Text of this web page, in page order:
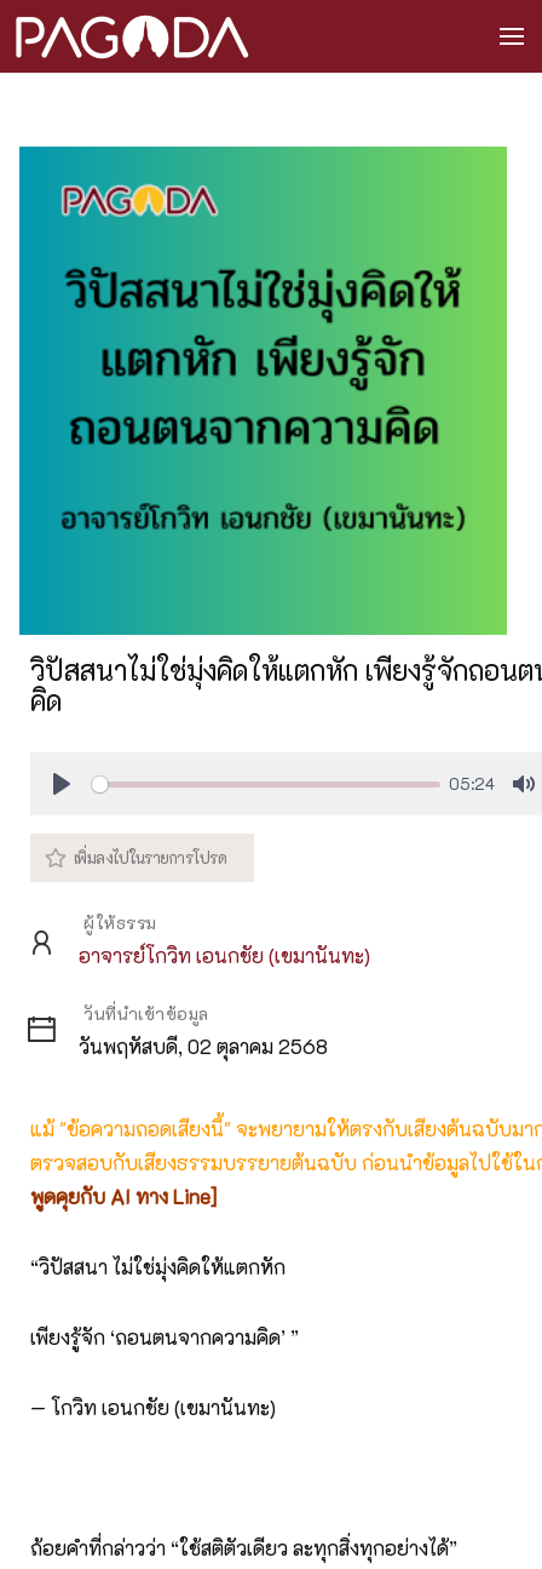
วิปัสสนาไม่ใช่มุ่งคิดให้แตกหัก เพียงรู้จักถอน
คิด
05:24
ผู้ให้ธรรม
อาจารย์โกวิท เอนกชัย (เขมานันทะ)
วันที่นำเข้าข้อมูล
วันพฤหัสบดี, 02 ตุลาคม 2568
แม้ "ข้อความถอดเสียงนี้" จะพยายามให้ตรงกับเสียงต้นฉบับม
ตรวจสอบกับเสียงธรรมบรรยายต้นฉบับ ก่อนนำข้อมูลไปใช้ใน
พูดคุยกับ AI ทาง Line]
“วิปัสสนา ไม่ใช่มุ่งคิดให้แตกหัก
เพียงรู้จัก ‘ถอนตนจากความคิด’ ”
— โกวิท เอนกชัย (เขมานันทะ)
ถ้อยคำที่กล่าวว่า “ใช้สติตัวเดียว ละทุกสิ่งทุกอย่างได้”